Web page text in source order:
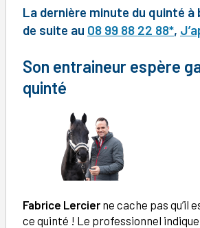
La dernière minute du quinté
de suite au 08 99 88 22 88*,
Son entraineur espère
quinté
Fabrice Lercier ne cache pas qu’il
ce quinté ! Le professionnel